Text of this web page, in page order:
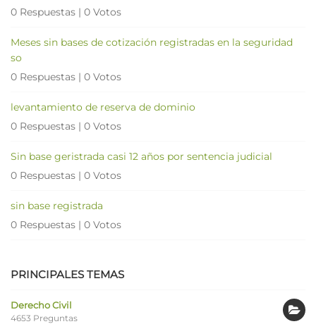
0 Respuestas | 0 Votos
Meses sin bases de cotización registradas en la seguridad
so
0 Respuestas | 0 Votos
levantamiento de reserva de dominio
0 Respuestas | 0 Votos
Sin base geristrada casi 12 años por sentencia judicial
0 Respuestas | 0 Votos
sin base registrada
0 Respuestas | 0 Votos
PRINCIPALES TEMAS
Derecho Civil
4653 Preguntas